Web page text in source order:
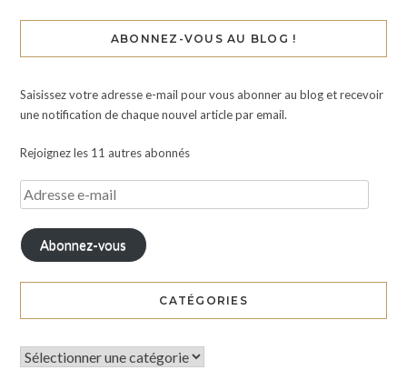
ABONNEZ-VOUS AU BLOG !
Saisissez votre adresse e-mail pour vous abonner au blog et recevoir
une notification de chaque nouvel article par email.
Rejoignez les 11 autres abonnés
Abonnez-vous
CATÉGORIES